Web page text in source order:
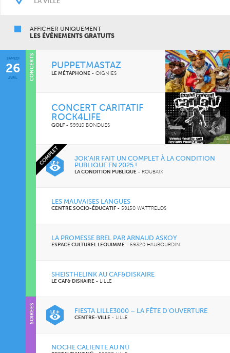
AFFICHER UNIQUEMENT
LES ÉVÉNEMENTS GRATUITS
SAMEDI
26
AVRIL
PUPPETMASTAZ
LE MÉTAPHONE - OIGNIES
CONCERT CARITATIF
ROCK4LIFE
GOLF - 59910 BONDUES
COMPLET
JOK’AIR FAIT UN COMPLET À LA CONDITION
PUBLIQUE EN 2025 !
LA CONDITION PUBLIQUE - ROUBAIX
LES MAUVAISES LANGUES
CENTRE SOCIO-ÉDUCATIF - 59150 WATTRELOS
LA PROMESSE BREL PAR ARNAUD ASKOY
ESPACE CULTUREL LEQUIMME - 59320 HAUBOURDIN
SHEISTHELINK AU CAF&DISKAIRE
LE CAF& DISKAIRE - LILLE
CONCERTS
FIESTA LILLE3000 – LA FÊTE D’OUVERTURE
CENTRE-VILLE - LILLE
NOCHE CALIENTE AU NŪ
SOIRÉES